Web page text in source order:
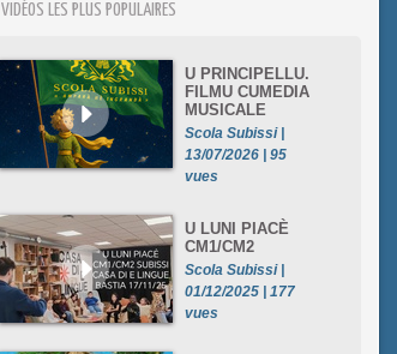
VIDÉOS LES PLUS POPULAIRES
U PRINCIPELLU.
FILMU CUMEDIA
MUSICALE
Scola Subissi |
13/07/2026 | 95
vues
U LUNI PIACÈ
CM1/CM2
Scola Subissi |
01/12/2025 | 177
vues